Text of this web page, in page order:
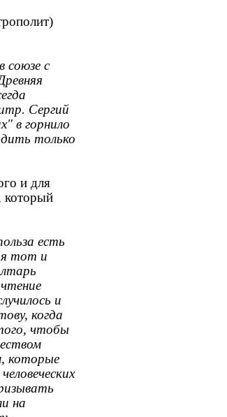
союзе с
Сергий
в горнило
только
и для
который
есть
тот и
и
когда
чтобы
которые
на